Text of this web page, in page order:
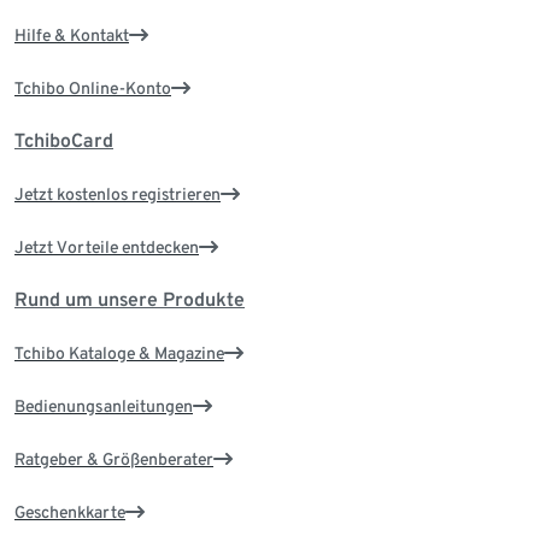
Hilfe & Kontakt
Tchibo Online-Konto
TchiboCard
Jetzt kostenlos registrieren
Jetzt Vorteile entdecken
Rund um unsere Produkte
Tchibo Kataloge & Magazine
Bedienungsanleitungen
Ratgeber & Größenberater
Geschenkkarte